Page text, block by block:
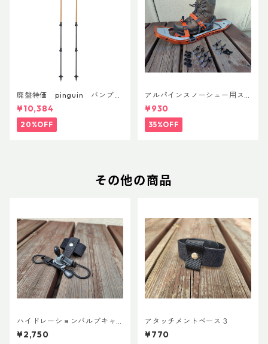
廃盤特価 pinguin バンブー
FLフォーム(ペア)
¥10,384
20%OFF
アルパインスノーシュー用ス
トラップキャッチ(ペア)
¥930
35%OFF
その他の商品
ハイドレーションバルブキャ
ッチ+チューブマグネット（全
メーカー対応モデル）
¥2,750
アタッチメントベース３
¥770